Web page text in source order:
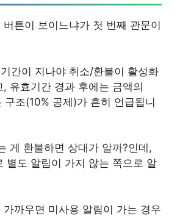
튼이 보이느냐가 첫 번째 관문이
간이 지나야 취소/환불이 활성화
유효기간 경과 후에는 금액의
구조(10% 공제)가 흔히 언급됩니
게 환불하면 상대가 알까?인데,
별도 알림이 가지 않는 쪽으로 알
가까우면 미사용 알림이 가는 경우